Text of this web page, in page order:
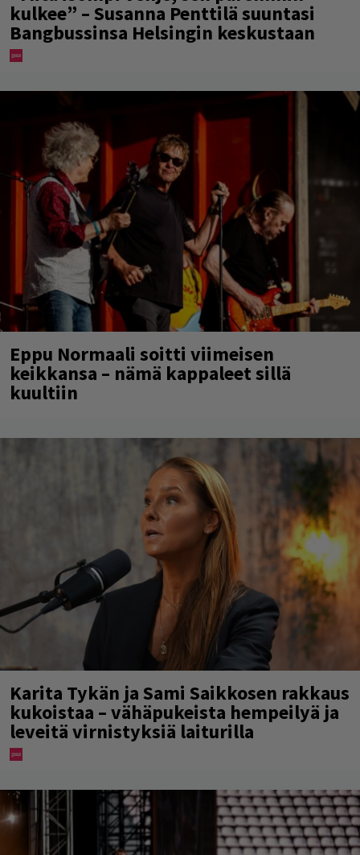
kulkee” – Susanna Penttilä suuntasi
Bangbussinsa Helsingin keskustaan
Eppu Normaali soitti viimeisen
keikkansa – nämä kappaleet sillä
kuultiin
Karita Tykän ja Sami Saikkosen rakkaus
kukoistaa – vähäpukeista hempeilyä ja
leveitä virnistyksiä laiturilla